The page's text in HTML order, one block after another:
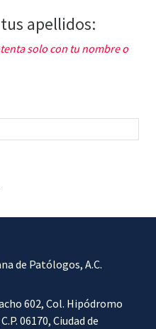
apellidos:
solo con tu nombre o
de Patólogos, A.C.
602, Col. Hipódromo
06170, Ciudad de